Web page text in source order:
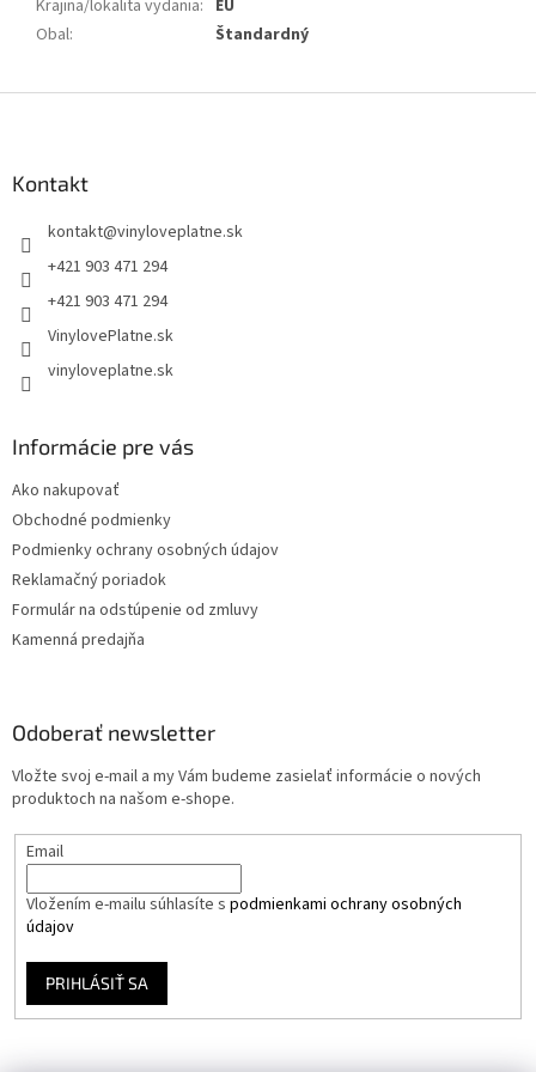
Krajina/lokalita vydania: EU
Obal: Štandardný
Kontakt
kontakt@vinyloveplatne.sk
+421 903 471 294
+421 903 471 294
VinylovePlatne.sk
vinyloveplatne.sk
Informácie pre vás
Ako nakupovať
Obchodné podmienky
Podmienky ochrany osobných údajov
Reklamačný poriadok
Formulár na odstúpenie od zmluvy
Kamenná predajňa
Odoberať newsletter
Vložte svoj e-mail a my Vám budeme zasielať informácie o nových
produktoch na našom e-shope.
Email
Vložením e-mailu súhlasíte s podmienkami ochrany osobných
údajov
PRIHLÁSIŤ SA